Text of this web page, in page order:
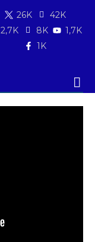
26K
42K
2,7K
8K
1,7K
1K